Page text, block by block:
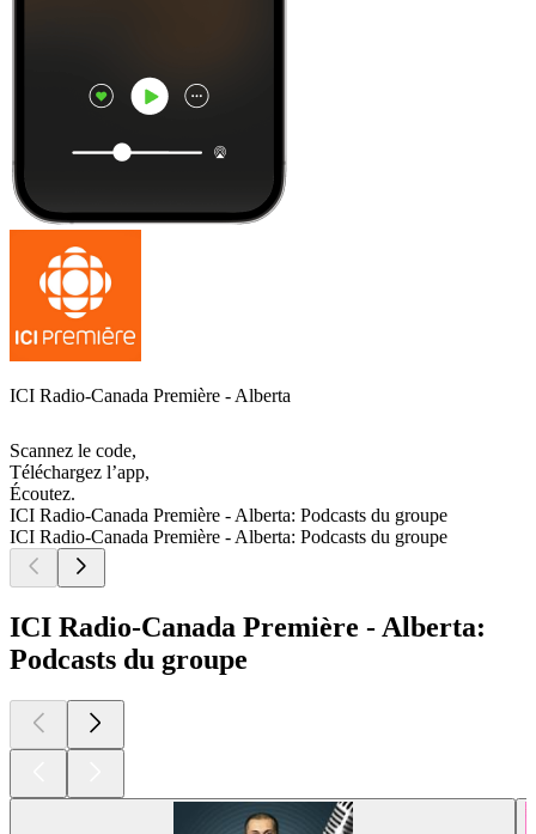
ICI Radio-Canada Première - Alberta
Scannez le code,
Téléchargez l’app,
Écoutez.
ICI Radio-Canada Première - Alberta: Podcasts du groupe
ICI Radio-Canada Première - Alberta: Podcasts du groupe
ICI Radio-Canada Première - Alberta:
Podcasts du groupe